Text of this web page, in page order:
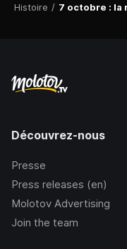
Histoire / 7 octobre : la
Découvrez-nous
Presse
Press releases (en)
Molotov Advertising
Join the team